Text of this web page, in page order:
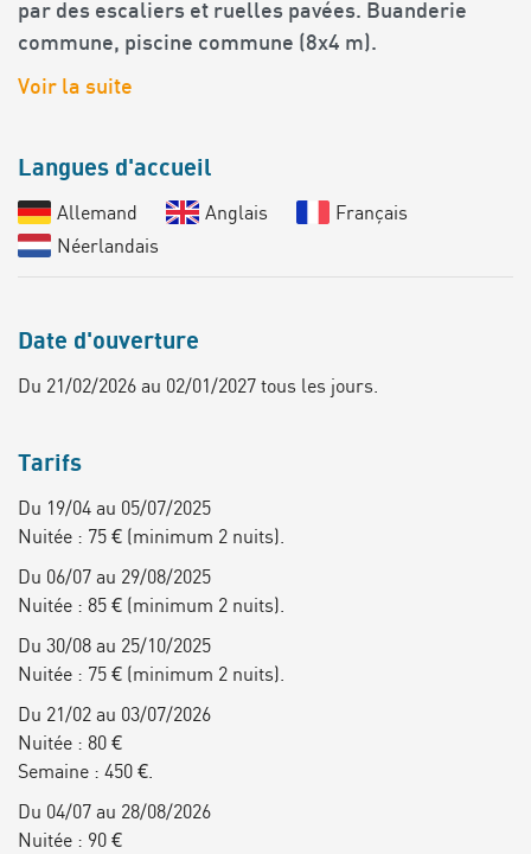
par des escaliers et ruelles pavées. Buanderie
commune, piscine commune (8x4 m).
Voir la suite
Langues d'accueil
Allemand Anglais
Français
Néerlandais
Date d'ouverture
Du 21/02/2026 au 02/01/2027 tous les jours.
Tarifs
Du 19/04 au 05/07/2025
Nuitée : 75 € (minimum 2 nuits).
Du 06/07 au 29/08/2025
Nuitée : 85 € (minimum 2 nuits).
Du 30/08 au 25/10/2025
Nuitée : 75 € (minimum 2 nuits).
Du 21/02 au 03/07/2026
Nuitée : 80 €
Semaine : 450 €.
Du 04/07 au 28/08/2026
Nuitée : 90 €